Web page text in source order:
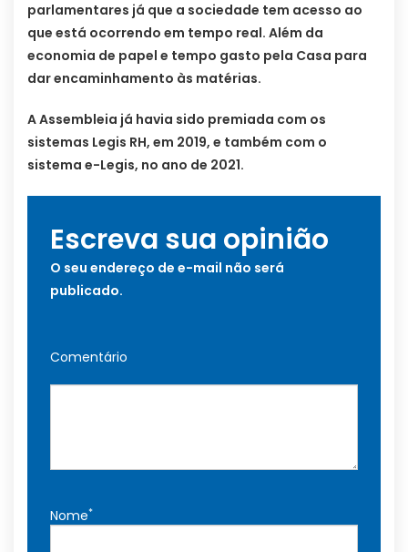
parlamentares já que a sociedade tem acesso ao
que está ocorrendo em tempo real. Além da
economia de papel e tempo gasto pela Casa para
dar encaminhamento às matérias.
A Assembleia já havia sido premiada com os
sistemas Legis RH, em 2019, e também com o
sistema e-Legis, no ano de 2021.
Escreva sua opinião
O seu endereço de e-mail não será
publicado.
Comentário
Nome*